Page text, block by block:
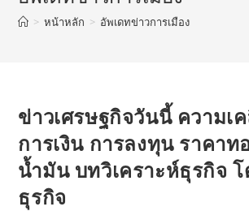
> หน้าหลัก > อัพเดทข่าวการเมือง
ข่าวเศรษฐกิจวันนี้ ความเ
การเงิน การลงทุน ราคาท
น้ำมัน บทวิเคราะห์ธุรกิจ
ธุรกิจ